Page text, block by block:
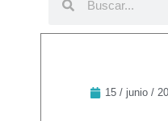
15 / junio /